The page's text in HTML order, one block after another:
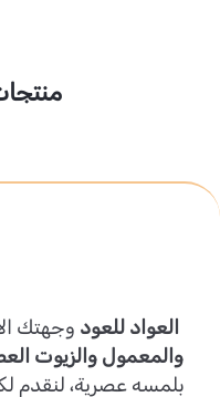
العواد للعود وجهتك
والمعمول والزيوت
بلمسه عصرية، لنقدم